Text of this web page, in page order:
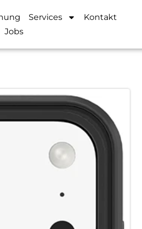
Services
Kontakt
Jobs